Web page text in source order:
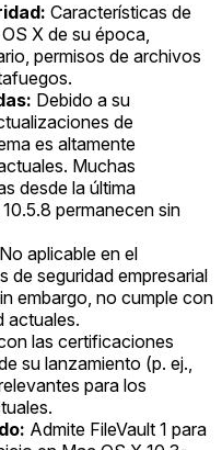
Características de
X de su época,
permisos de archivos
Debido a su
de
es altamente
Muchas
desde la última
permanecen sin
No aplicable en el
de seguridad empresarial
embargo, no cumple con
actuales.
las certificaciones
su lanzamiento (p. ej.,
para los
Admite FileVault 1 para